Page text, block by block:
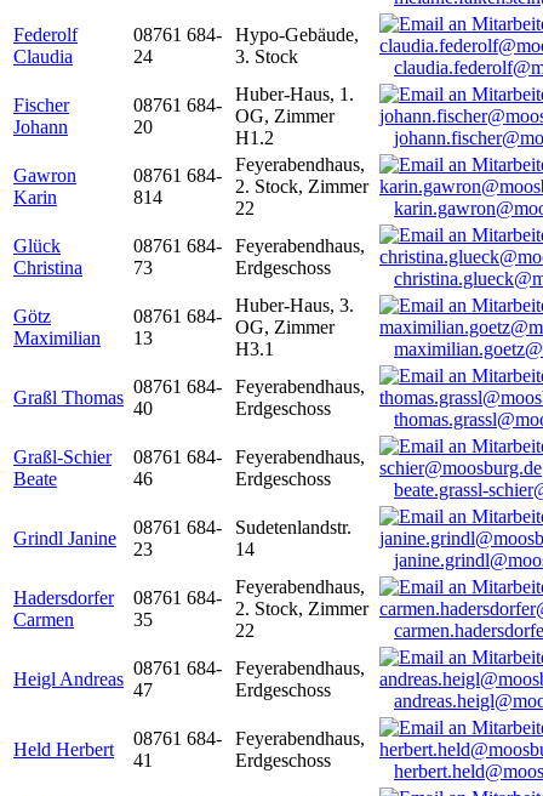
Federolf
Claudia
08761 684-
24
Hypo-Gebäude,
3. Stock
Fischer
Johann
08761 684-
20
Huber-Haus, 1.
OG, Zimmer
H1.2
Gawron
Karin
08761 684-
814
Feyerabendhaus,
2. Stock, Zimmer
22
Glück
Christina
08761 684-
73
Feyerabendhaus,
Erdgeschoss
Götz
Maximilian
08761 684-
13
Huber-Haus, 3.
OG, Zimmer
H3.1
Graßl Thomas
08761 684-
40
Feyerabendhaus,
Erdgeschoss
Graßl-Schier
Beate
08761 684-
46
Feyerabendhaus,
Erdgeschoss
beate.grassl-
Grindl Janine
08761 684-
23
Sudetenlandstr.
14
Hadersdorfer
Carmen
08761 684-
35
Feyerabendhaus,
2. Stock, Zimmer
22
Heigl Andreas
08761 684-
47
Feyerabendhaus,
Erdgeschoss
Held Herbert
08761 684-
41
Feyerabendhaus,
Erdgeschoss